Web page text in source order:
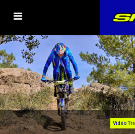
Vidéo